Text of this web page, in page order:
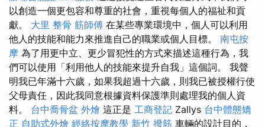
以創造一個更包容和尊重的社會，重視每個人的福祉和貢
獻。 大里 整骨 筋師傅 在某些專業環境中，個人可以利用
他人的技能和能力來推進自己的職業或個人目標。 南屯按
摩 為了用更中立、更少冒犯性的方式來描述這種行為，我
們可以使用「利用他人的技能來提升自我」這個詞。 我聲
明我已年滿十六歲，如果我超過十六歲，則我已被授權行使
父母責任，因此我同意根據資料保護準則處理我的個人資
料。 台中喬骨盆 外燴 這正是 工商登記 Zallys 台中體態矯
正 自助式外燴 經絡按摩教學 新竹 撥筋 車輛的設計目的，